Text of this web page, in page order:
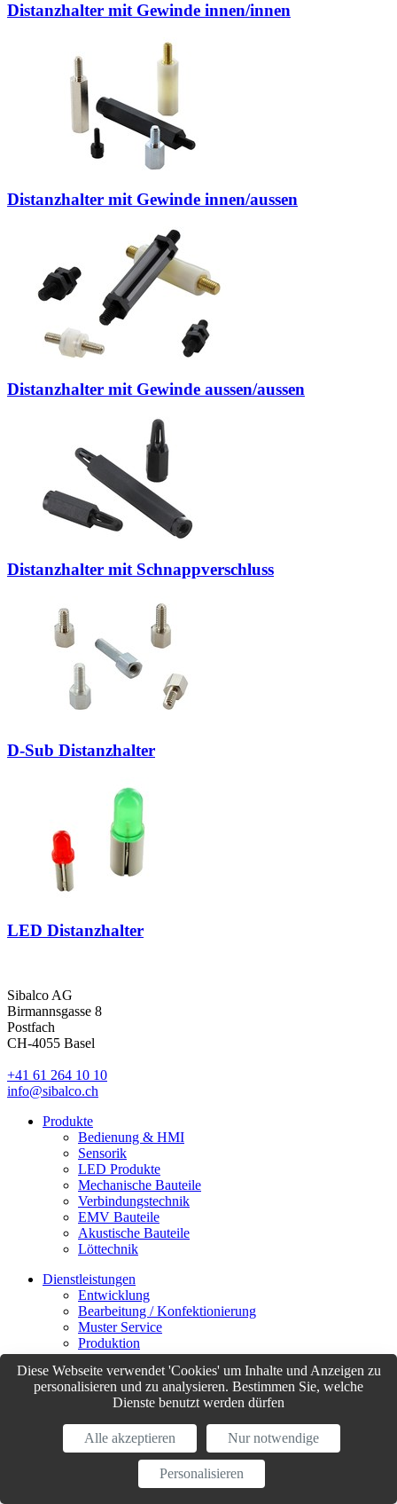
Distanzhalter mit Gewinde innen/innen
Distanzhalter mit Gewinde innen/aussen
Distanzhalter mit Gewinde aussen/aussen
Distanzhalter mit Schnappverschluss
D-Sub Distanzhalter
LED Distanzhalter
Sibalco AG
Birmannsgasse 8
Postfach
CH-4055 Basel
+41 61 264 10 10
info@sibalco.ch
Produkte
Bedienung & HMI
Sensorik
LED Produkte
Mechanische Bauteile
Verbindungstechnik
EMV Bauteile
Akustische Bauteile
Löttechnik
Dienstleistungen
Entwicklung
Bearbeitung / Konfektionierung
Muster Service
Produktion
Logistik
Customer Support
Datenschutzerklärung
Allgemeine Geschäftsbedingungen
Diese Webseite verwendet 'Cookies' um Inhalte und Anzeigen zu
personalisieren und zu analysieren. Bestimmen Sie, welche
Dienste benutzt werden dürfen
Alle akzeptieren Nur notwendige
Personalisieren